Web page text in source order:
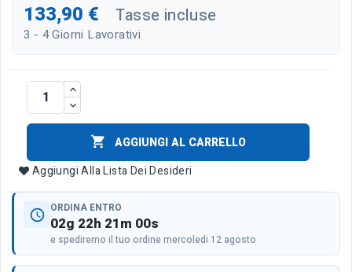
133,90 € Tasse incluse
3 - 4 Giorni Lavorativi

AGGIUNGI AL CARRELLO
Aggiungi Alla Lista Dei Desideri
schedule ORDINA ENTRO
02g 22h 21m 00s
e spediremo il tuo ordine mercoledi 12 agosto